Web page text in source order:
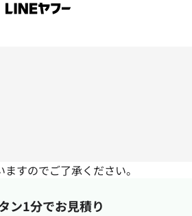
すのでご了承ください。
ン1分でお見積り